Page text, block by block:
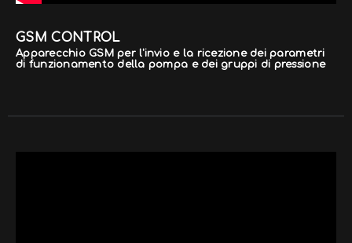
GSM CONTROL
Apparecchio GSM per l'invio e la ricezione dei parametri
di funzionamento della pompa e dei gruppi di pressione